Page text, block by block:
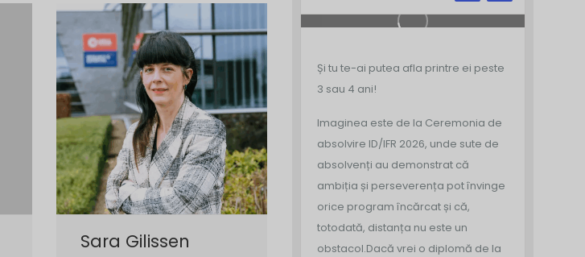
Sara Gilissen
Și tu te-ai putea afla printre ei peste
3 sau 4 ani!
Imaginea este de la Ceremonia de
absolvire ID/IFR 2026, unde sute de
absolvenți au demonstrat că
ambiția și perseverența pot învinge
orice program încărcat și că,
totodată, distanța nu este un
obstacol.Dacă vrei o diplomă de la